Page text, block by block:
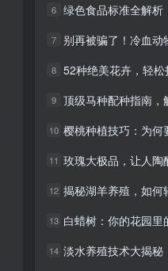
6 绿色食品标准全解析
7 别再被骗了！冷血动
8 52种绝美花卉，轻
9 顶级马种配种指南，
10 樱桃种植技巧：为何
11 玫瑰大极品，让人陶
12 揭秘湖羊养殖，如何轻
13 白蜡树：你的花园
14 淡水养殖技术大揭秘，
6 绿色食品标准全解析
7 别再被骗了！冷血动
8 52种绝美花卉，轻
9 顶级马种配种指南，
10 樱桃种植技巧：为何
11 玫瑰大极品，让人陶
12 揭秘湖羊养殖，如何轻
13 白蜡树：你的花园
14 淡水养殖技术大揭秘，